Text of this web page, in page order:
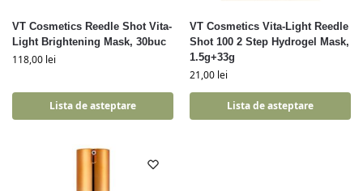
VT Cosmetics Reedle Shot Vita-
Light Brightening Mask, 30buc
118,00 lei
Lista de asteptare
VT Cosmetics Vita-Light Reedle
Shot 100 2 Step Hydrogel Mask,
1.5g+33g
21,00 lei
Lista de asteptare